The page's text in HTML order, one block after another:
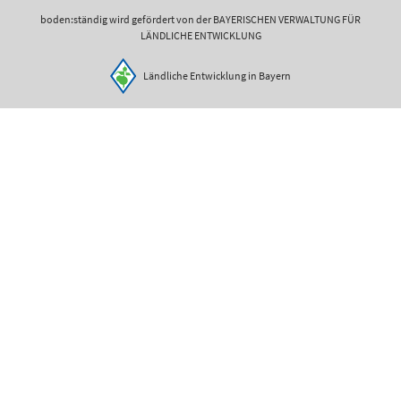
boden:ständig wird gefördert von der BAYERISCHEN VERWALTUNG FÜR
LÄNDLICHE ENTWICKLUNG
Ländliche Entwicklung in Bayern